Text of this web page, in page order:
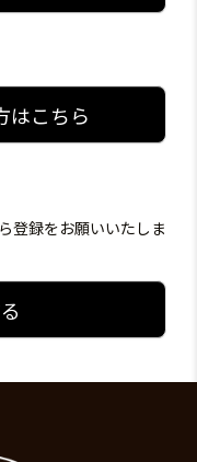
はこちら
登録をお願いいたしま